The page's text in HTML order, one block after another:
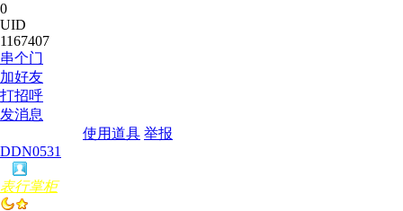
0
UID
1167407
串个门
加好友
打招呼
发消息
使用道具 举报
DDN0531
表行掌柜